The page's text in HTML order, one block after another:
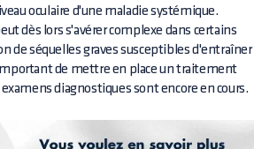
oculaire d'une maladie systémique.
dès lors s'avérer complexe dans certains
de séquelles graves susceptibles d'entraîner
de mettre en place un traitement
diagnostiques sont encore en cours.